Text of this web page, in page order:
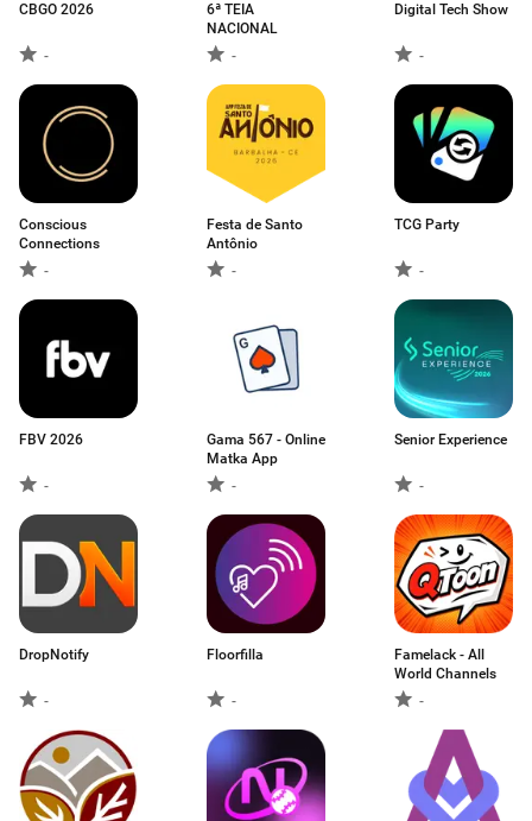
CBGO 2026
-
6ª TEIA
NACIONAL
-
Digital Tech Show
-
Conscious
Connections
-
Festa de Santo
Antônio
-
TCG Party
-
FBV 2026
-
Gama 567 - Online
Matka App
-
Senior Experience
-
DropNotify
-
Floorfilla
-
Famelack - All
World Channels
-